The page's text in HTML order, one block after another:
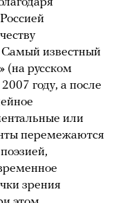
Самый известный
(на русском
году, а после
или
перемежаются
зрения